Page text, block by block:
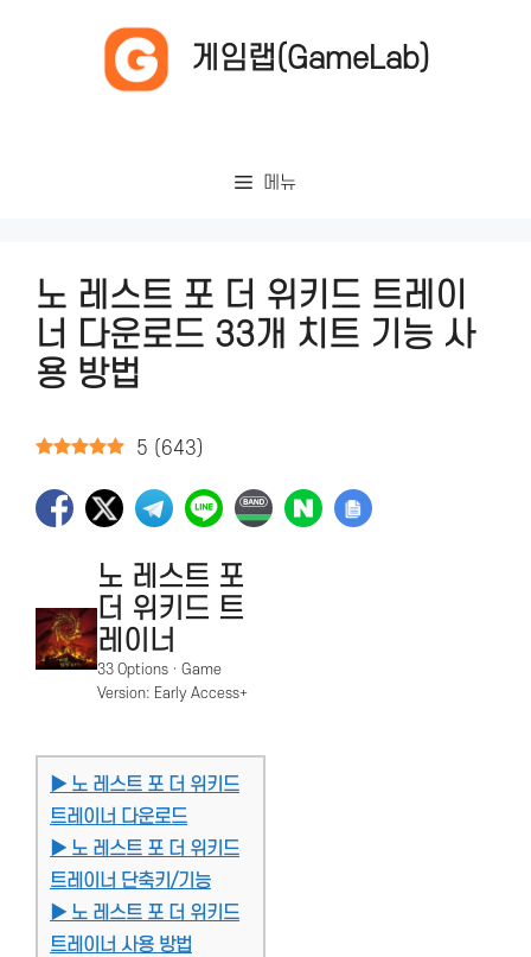
게임랩(GameLab)
메뉴
노 레스트 포 더 위키드 트레이
너 다운로드 33개 치트 기능 사
용 방법
5 ( 643)
노 레스트 포
더 위키드 트
레이너
33 Options · Game
Version: Early Access+
▶ 노 레스트 포 더 위키드
트레이너 다운로드
▶ 노 레스트 포 더 위키드
트레이너 단축키/기능
▶ 노 레스트 포 더 위키드
트레이너 사용 방법